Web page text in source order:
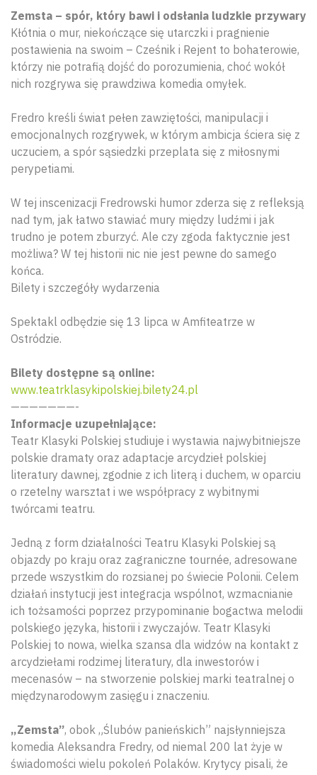
Zemsta – spór, który bawi i odsłania ludzkie przywary
Kłótnia o mur, niekończące się utarczki i pragnienie
postawienia na swoim – Cześnik i Rejent to bohaterowie,
którzy nie potrafią dojść do porozumienia, choć wokół
nich rozgrywa się prawdziwa komedia omyłek.
Fredro kreśli świat pełen zawziętości, manipulacji i
emocjonalnych rozgrywek, w którym ambicja ściera się z
uczuciem, a spór sąsiedzki przeplata się z miłosnymi
perypetiami.
W tej inscenizacji Fredrowski humor zderza się z refleksją
nad tym, jak łatwo stawiać mury między ludźmi i jak
trudno je potem zburzyć. Ale czy zgoda faktycznie jest
możliwa? W tej historii nic nie jest pewne do samego
końca.
Bilety i szczegóły wydarzenia
Spektakl odbędzie się 13 lipca w Amfiteatrze w
Ostródzie.
Bilety dostępne są online:
www.teatrklasykipolskiej.bilety24.pl
———————-
Informacje uzupełniające:
Teatr Klasyki Polskiej studiuje i wystawia najwybitniejsze
polskie dramaty oraz adaptacje arcydzieł polskiej
literatury dawnej, zgodnie z ich literą i duchem, w oparciu
o rzetelny warsztat i we współpracy z wybitnymi
twórcami teatru.
Jedną z form działalności Teatru Klasyki Polskiej są
objazdy po kraju oraz zagraniczne tournée, adresowane
przede wszystkim do rozsianej po świecie Polonii. Celem
działań instytucji jest integracja wspólnot, wzmacnianie
ich tożsamości poprzez przypominanie bogactwa melodii
polskiego języka, historii i zwyczajów. Teatr Klasyki
Polskiej to nowa, wielka szansa dla widzów na kontakt z
arcydziełami rodzimej literatury, dla inwestorów i
mecenasów – na stworzenie polskiej marki teatralnej o
międzynarodowym zasięgu i znaczeniu.
„Zemsta”, obok „Ślubów panieńskich” najsłynniejsza
komedia Aleksandra Fredry, od niemal 200 lat żyje w
świadomości wielu pokoleń Polaków. Krytycy pisali, że